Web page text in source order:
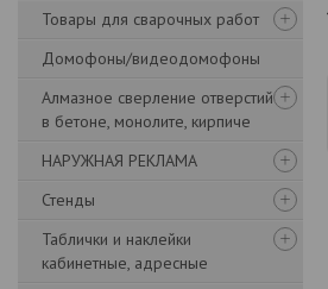
Товары для сварочных работ
Домофоны/видеодомофоны
Алмазное сверление отверстий
в бетоне, монолите, кирпиче
НАРУЖНАЯ РЕКЛАМА
Стенды
Таблички и наклейки
кабинетные, адресные